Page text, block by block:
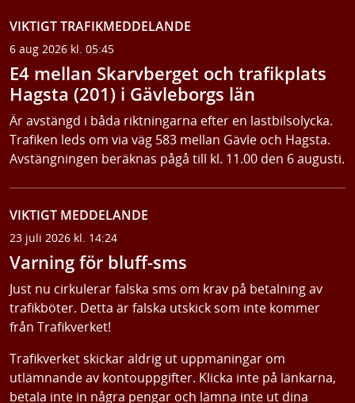
VIKTIGT TRAFIKMEDDELANDE
6 aug 2026 kl. 05:45
E4 mellan Skarvberget och trafikplats
Hagsta (201) i Gävleborgs län
Är avstängd i båda riktningarna efter en lastbilsolycka.
Trafiken leds om via väg 583 mellan Gävle och Hagsta.
Avstängningen beräknas pågå till kl. 11.00 den 6 augusti.
VIKTIGT MEDDELANDE
23 juli 2026 kl. 14:24
Varning för bluff-sms
Just nu cirkulerar falska sms om krav på betalning av
trafikböter. Detta är falska utskick som inte kommer
från Trafikverket!
Trafikverket skickar aldrig ut uppmaningar om
utlämnande av kontouppgifter. Klicka inte på länkarna,
betala inte in några pengar och lämna inte ut dina